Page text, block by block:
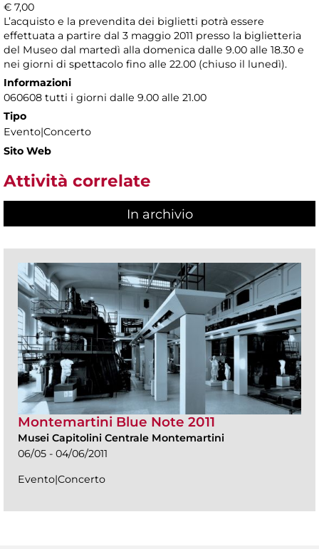
€ 7,00
L’acquisto e la prevendita dei biglietti potrà essere
effettuata a partire dal 3 maggio 2011 presso la biglietteria
del Museo dal martedì alla domenica dalle 9.00 alle 18.30 e
nei giorni di spettacolo fino alle 22.00 (chiuso il lunedì).
Informazioni
060608 tutti i giorni dalle 9.00 alle 21.00
Tipo
Evento|Concerto
Sito Web
Attività correlate
In archivio
Montemartini Blue Note 2011
Musei Capitolini Centrale Montemartini
06/05 - 04/06/2011
Evento|Concerto